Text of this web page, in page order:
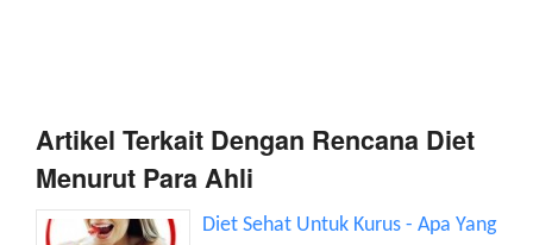
Artikel Terkait Dengan Rencana Diet
Menurut Para Ahli
Diet Sehat Untuk Kurus - Apa Yang